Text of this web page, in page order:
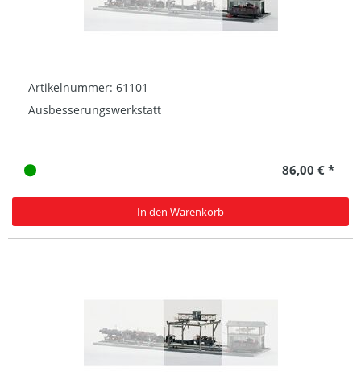
Artikelnummer: 61101
Ausbesserungswerkstatt
86,00 € *
In den Warenkorb